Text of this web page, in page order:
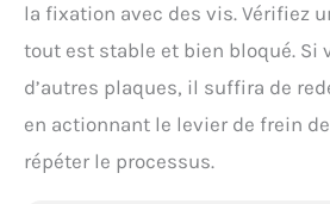
la fixation avec des vis. Vérifiez
tout est stable et bien bloqué. Si
d’autres plaques, il suffira de
en actionnant le levier de frein
répéter le processus.